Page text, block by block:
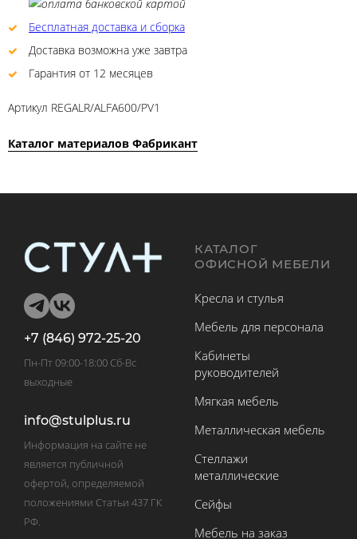
Бесплатная доставка и сборка
Доставка возможна уже завтра
Гарантия от 12 месяцев
Артикул REGALR/ALFA600/PV1
Каталог материалов Фабрикант
+7 (846) 972-25-20
Пн-Пт 09:00-18:00 Сб-Вс
выходные
info@stulplus.ru
Информация на сайте не
является публичной
офертой, определяемой
положениями Статьи 437 ГК
РФ.
КАТАЛОГ
ОФИСНОЙ МЕБЕЛИ
Кресла и стулья
Мебель для персонала
Кабинеты
руководителей
Мягкая мебель
Металлическая мебель
Стеллажи
металлические
Сейфы
Мебель на заказ